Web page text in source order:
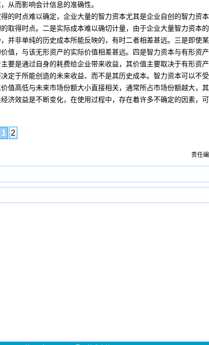
从而影响会计信息的准确性。
时点难以确定，企业大量的智力资本尤其是企业自创的智力资本
取得时点。二是实际成本难以确切计量，由于企业大量智力资本
并非单纯的历史成本所能反映的，有时二者相差甚远。三是即使
值，与该无形资产的实际价值相差甚远。四是智力资本与有形资
要是通过自身的耗费给企业带来收益，其价值主要取决于有形资
定于所能创造的未来收益、而不是其历史成本。智力资本可以不
值高低与未来市场份额大小直接相关，通常所占市场份额越大，
济效益是不断变化，在使用过程中，存在着许多不确定的因素，
1 2
责任编